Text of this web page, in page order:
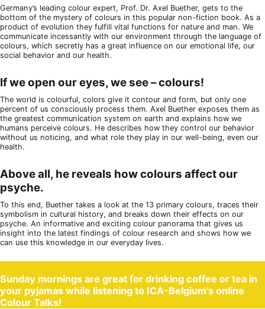
Germany’s leading colour expert, Prof. Dr. Axel Buether, gets to the
bottom of the mystery of colours in this popular non-fiction book. As a
product of evolution they fulfill vital functions for nature and man. We
communicate incessantly with our environment through the language of
colours, which secretly has a great influence on our emotional life, our
social behavior and our health.
If we open our eyes, we see – colours!
The world is colourful, colors give it contour and form, but only one
percent of us consciously process them. Axel Buether exposes them as
the greatest communication system on earth and explains how we
humans perceive colours. He describes how they control our behavior
without us noticing, and what role they play in our well-being, even our
health.
Above all, he reveals how colours affect our
psyche.
To this end, Buether takes a look at the 13 primary colours, traces their
symbolism in cultural history, and breaks down their effects on our
psyche. An informative and exciting colour panorama that gives us
insight into the latest findings of colour research and shows how we
can use this knowledge in our everyday lives.
Sunday mornings are great for drinking coffee or tea in
your pyjamas while listening to ICA-Belgium’s online
Colour Talks!